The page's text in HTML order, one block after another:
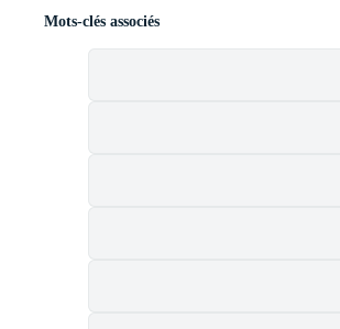
Mots-clés associés